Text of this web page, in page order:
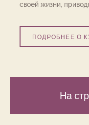
своей жизни,
ПОДРОБНЕЕ О
На